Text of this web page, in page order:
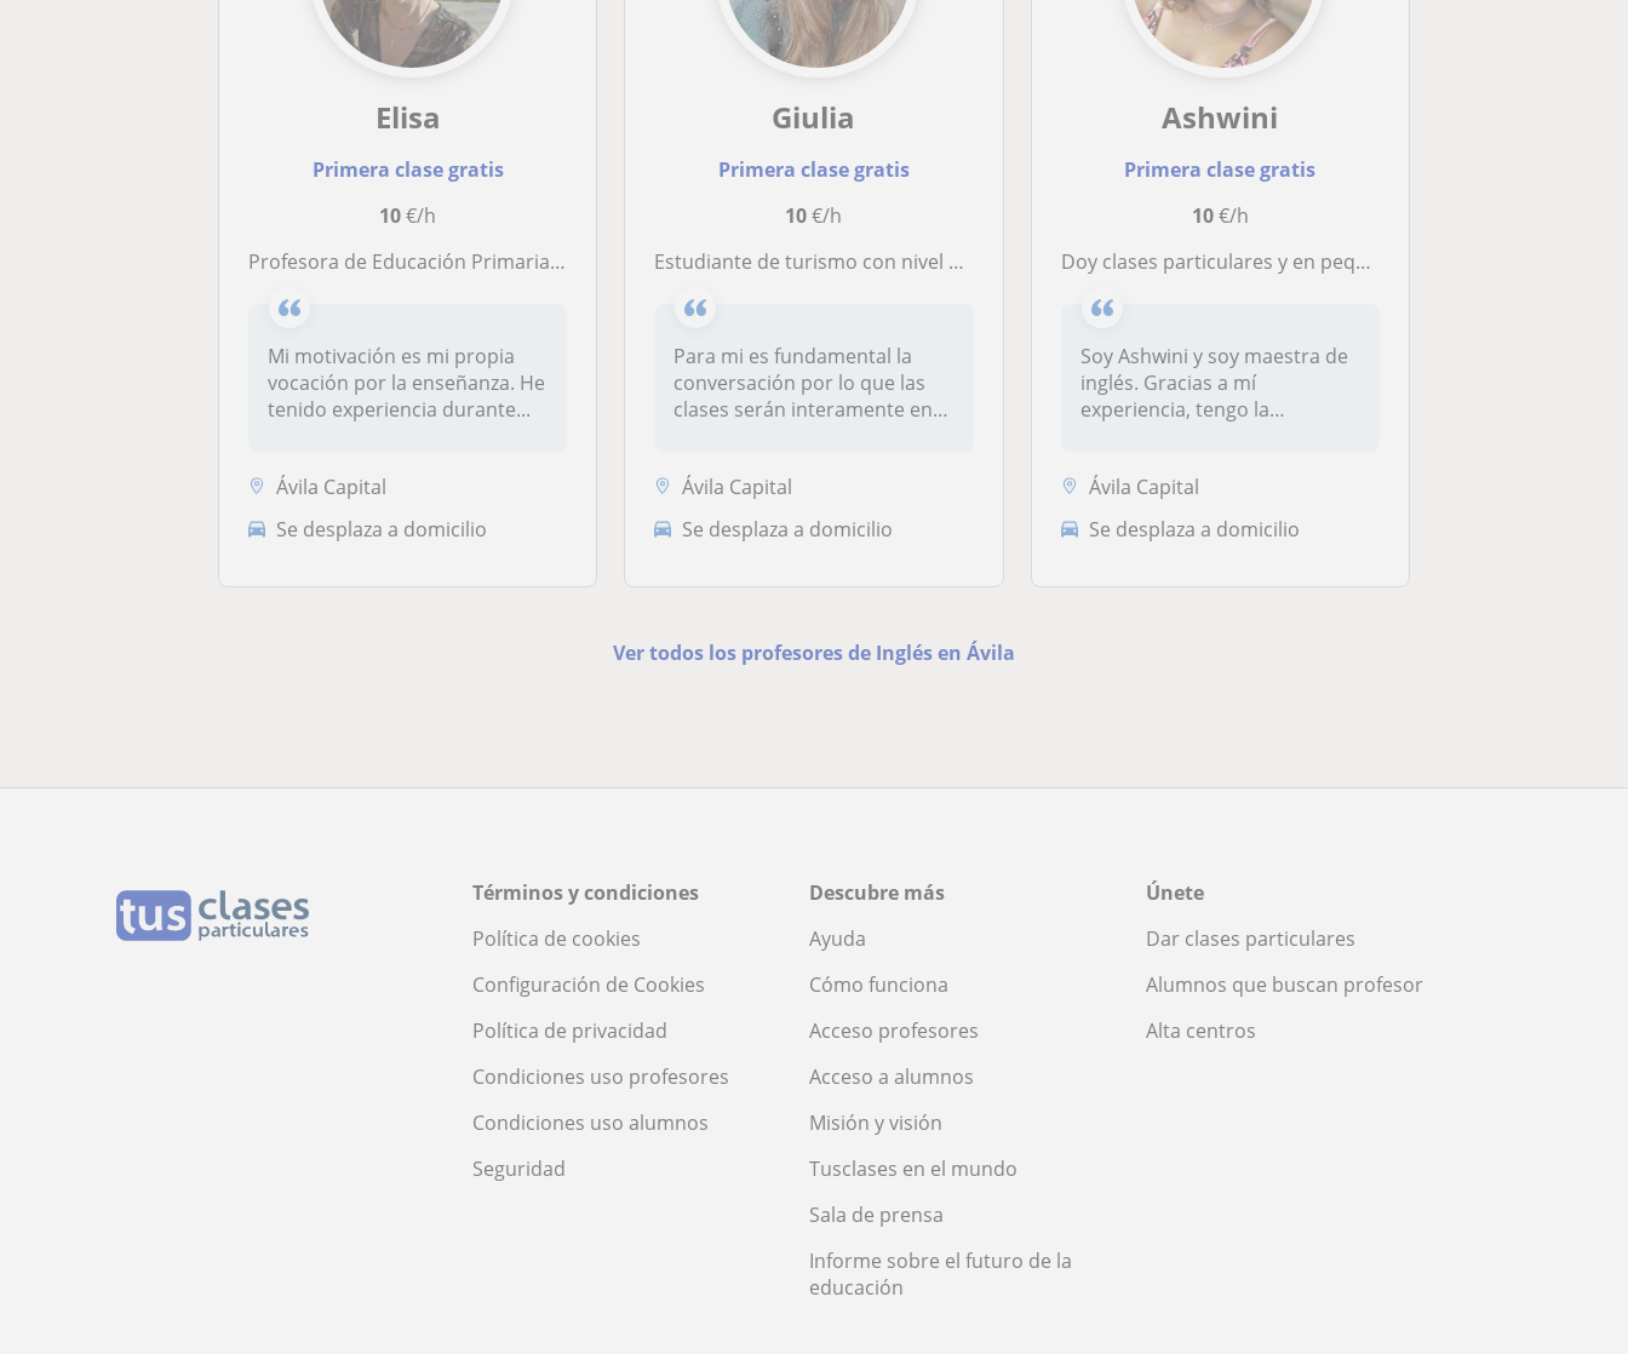
Elisa
Primera clase gratis
10€/h
Profesora de Educación Primaria en Inglés imparte clases y refuerzo de todas las asignaturas
Mi motivación es mi propia
vocación por la enseñanza. He
tenido experiencia durante...
Ávila Capital
Se desplaza a domicilio
Giulia
Primera clase gratis
10€/h
Estudiante de turismo con nivel de inglés alto (C1 Cambridge certificate) imparte clases particulares para cualquier tipo de edades
Para mi es fundamental la
conversación por lo que las
clases serán interamente en
Ávila Capital
Se desplaza a domicilio
Ashwini
Primera clase gratis
10€/h
Doy clases particulares y en pequeños grupos de inglés , a todos los niveles y apoyo hacia el idioma!
Soy Ashwini y soy maestra de
inglés. Gracias a mí
experiencia, tengo la
Ávila Capital
Se desplaza a domicilio
Ver todos los profesores de Inglés en Ávila
Términos y condiciones
Política de cookies
Configuración de Cookies
Política de privacidad
Condiciones uso profesores
Condiciones uso alumnos
Seguridad
Descubre más
Ayuda
Cómo funciona
Acceso profesores
Acceso a alumnos
Misión y visión
Tusclases en el mundo
Sala de prensa
Informe sobre el futuro de la
educación
Únete
Dar clases particulares
Alumnos que buscan profesor
Alta centros